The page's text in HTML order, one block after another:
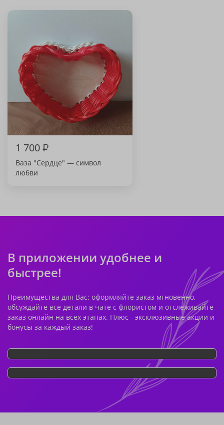
1 700₽
Ваза "Сердце" — символ
любви
В приложении удобнее и
быстрее!
Преимущества для Вас: оформляйте заказ мгновенно,
обсуждайте все детали в чате с флористом и отслеживайте
заказ онлайн на всех этапах. Плюс - эксклюзивные акции и
бонусы за каждый заказ!